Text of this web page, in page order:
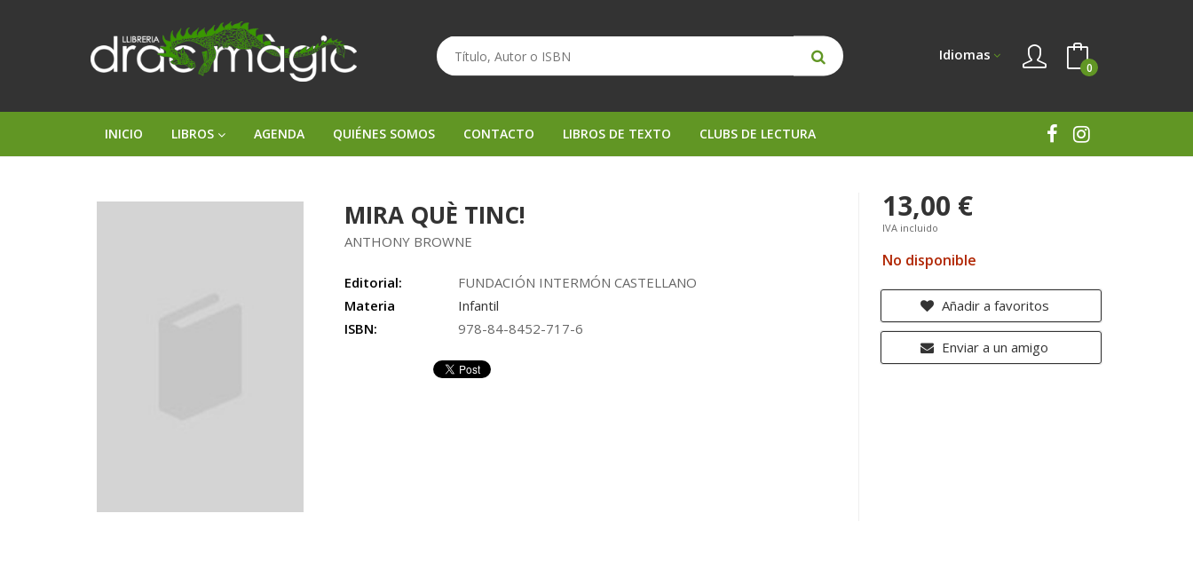
Idiomas
0
INICIO LIBROS AGENDA QUIÉNES SOMOS CONTACTO LIBROS DE TEXTO CLUBS DE LECTURA
MIRA QUÈ TINC!
ANTHONY BROWNE
Editorial:
FUNDACIÓN INTERMÓN CASTELLANO
Materia
Infantil
ISBN:
978-84-8452-717-6
13,00 €
IVA incluido
No disponible
Añadir a favoritos
Enviar a un amigo